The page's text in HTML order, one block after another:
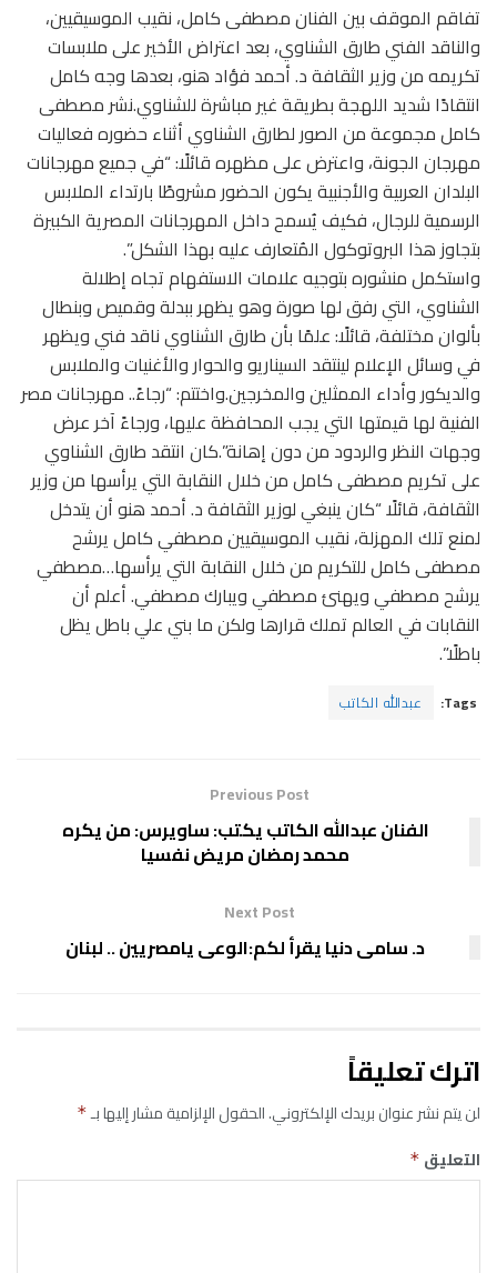
تفاقم الموقف بين الفنان مصطفى كامل، نقيب الموسيقيين،
والناقد الفني طارق الشناوي، بعد اعتراض الأخير على ملابسات
تكريمه من وزير الثقافة د. أحمد فؤاد هنو، بعدها وجه كامل
انتقادًا شديد اللهجة بطريقة غير مباشرة للشناوي.نشر مصطفى
كامل مجموعة من الصور لطارق الشناوي أثناء حضوره فعاليات
مهرجان الجونة، واعترض على مظهره قائلًا: “في جميع مهرجانات
البلدان العربية والأجنبية يكون الحضور مشروطًا بارتداء الملابس
الرسمية للرجال، فكيف يُسمح داخل المهرجانات المصرية الكبيرة
بتجاوز هذا البروتوكول المُتعارف عليه بهذا الشكل”.
واستكمل منشوره بتوجيه علامات الاستفهام تجاه إطلالة
الشناوي، التي رفق لها صورة وهو يظهر ببدلة وقميص وبنطال
بألوان مختلفة، قائلًا: علمًا بأن طارق الشناوي ناقد فني ويظهر
في وسائل الإعلام لينتقد السيناريو والحوار والأغنيات والملابس
والديكور وأداء الممثلين والمخرجين.واختتم: “رجاءً.. مهرجانات مصر
الفنية لها قيمتها التي يجب المحافظة عليها، ورجاءً آخر عرض
وجهات النظر والردود من دون إهانة”.كان انتقد طارق الشناوي
على تكريم مصطفى كامل من خلال النقابة التي يرأسها من وزير
الثقافة، قائلًا “كان ينبغي لوزير الثقافة د. أحمد هنو أن يتدخل
لمنع تلك المهزلة، نقيب الموسيقيين مصطفي كامل يرشح
مصطفى كامل للتكريم من خلال النقابة التي يرأسها…مصطفي
يرشح مصطفي ويهنئ مصطفي ويبارك مصطفي. أعلم أن
النقابات في العالم تملك قرارها ولكن ما بني علي باطل يظل
باطلًا”.
Tags: عبدالله الكاتب
Previous Post
الفنان عبدالله الكاتب يكتب: ساويرس: من يكره
محمد رمضان مريض نفسيا
Next Post
د. سامى دنيا يقرأ لكم:الوعى يامصريين .. لبنان
اترك تعليقاً
لن يتم نشر عنوان بريدك الإلكتروني.الحقول الإلزامية مشار إليها بـ*
التعليق *